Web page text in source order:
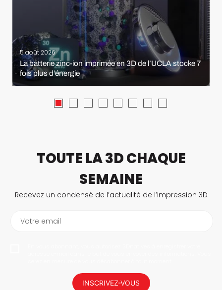
5 août 2026
La batterie zinc-ion imprimée en 3D de l’UCLA stocke 7
fois plus d’énergie
TOUTE LA 3D CHAQUE
SEMAINE
Recevez un condensé de l’actualité de l’impression 3D
Votre email
INSCRIVEZ-VOUS